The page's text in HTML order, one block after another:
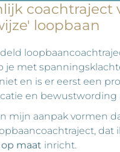
coachtraject
loopbaan
je met
en is er eerst een
en bewustwording
mijn aanpak vormen
dat
op maat inricht.